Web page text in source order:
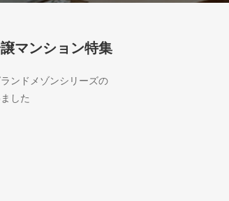
マンション特集
ンドメゾンシリーズの
した